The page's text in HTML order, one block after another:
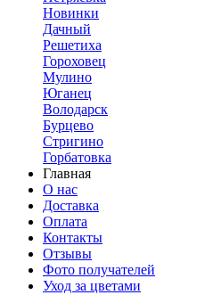
Новинки
Дачный
Решетиха
Гороховец
Мулино
Юганец
Володарск
Бурцево
Стригино
Горбатовка
Главная
О нас
Доставка
Оплата
Контакты
Отзывы
Фото получателей
Уход за цветами